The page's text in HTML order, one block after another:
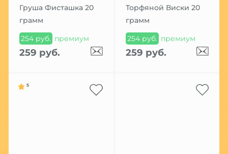
Груша Фисташка 20
грамм
254 руб. премиум
259 руб.
Торфяной Виски 20
грамм
254 руб. премиум
259 руб.
5